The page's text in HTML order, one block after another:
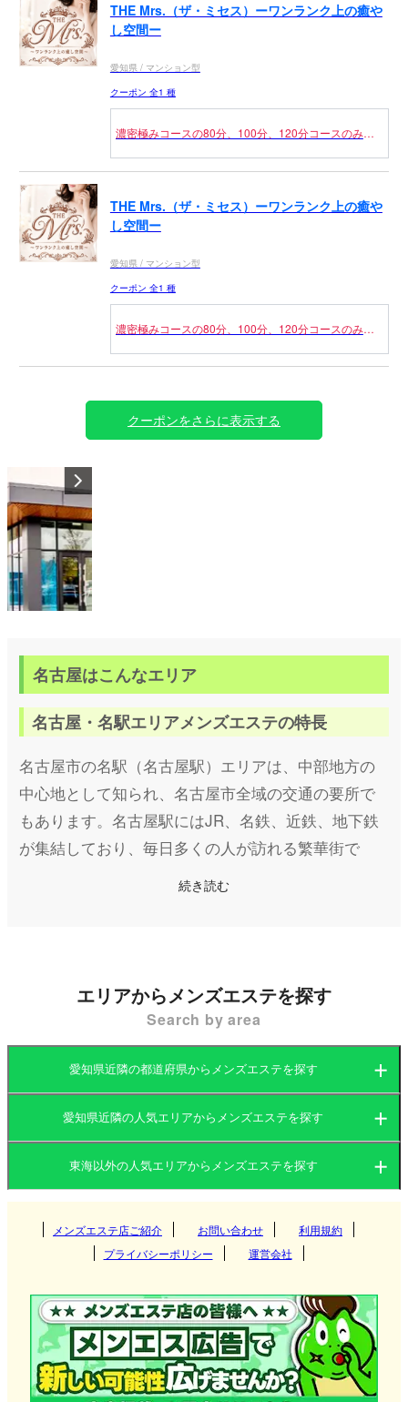
THE Mrs.（ザ・ミセス）ーワンランク上の癒や
し空間ー
愛知県 / マンション型
クーポン 全1 種
濃密極みコースの80分、100分、120分コースのみに
予約割】とお伝えください。
前日の23：59分までのご予約にご利用ください。
THE Mrs.（ザ・ミセス）ーワンランク上の癒や
し空間ー
愛知県 / マンション型
クーポン 全1 種
濃密極みコースの80分、100分、120分コースのみと
（併用不可）
申告制のクーポンになりますのでご利用の際は【新人
割】とお伝えください。
クーポンをさらに表示する
名古屋はこんなエリア
名古屋・名駅エリアメンズエステの特長
名古屋市の名駅（名古屋駅）エリアは、中部地方の
中心地として知られ、名古屋市全域の交通の要所で
もあります。名古屋駅にはJR、名鉄、近鉄、地下鉄
が集結しており、毎日多くの人が訪れる繁華街で
す。駅直結の「JRセントラルタワーズ」や「ゲート
ンが輝く名駅西口エリアが活気づき、昼夜問わず賑
わいを見せています。
このような便利で賑やかなエリアに位置する名駅の
メンズエステは、忙しいビジネスパーソンや観光客
がふらっと立ち寄れるアクセスの良さが特徴です。
駅から徒歩圏内に多数の店舗が展開しており、ビル
の一室やマンション型のプライベート空間で施術を
受けられるお店が中心です。
名古屋・名駅メンズエステ店の選び方
名古屋駅から近い立地の店舗が多いため、仕事終わ
りや移動の合間に気軽に訪れることができます。特
続き読む
エリアからメンズエステを探す
Search by area
愛知県近隣の都道府県からメンズエステを探す
愛知県 岐阜県
三重県 静岡県
愛知県近隣の人気エリアからメンズエステを探す
名古屋
千種
栄
岐阜県
多治見
各務原
松阪
津
静岡県
浜松
東海以外の人気エリアからメンズエステを探す
関東
栃木県 東京都
神奈川県 千葉県
大阪府 京都府
兵庫県 滋賀県
北海道・東北
北海道 岩手県
九州・沖縄
メンズエステ店ご紹介 お問い合わせ
利用規約
プライバシーポリシー
運営会社